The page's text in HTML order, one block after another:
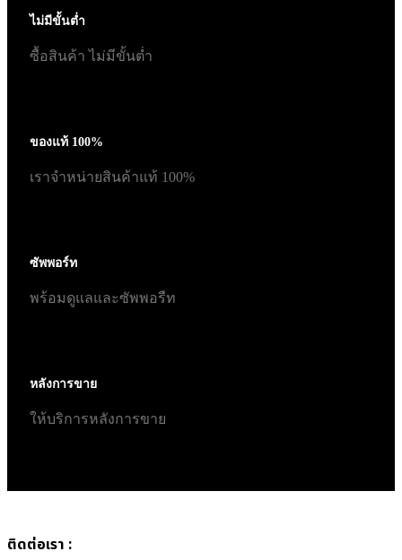
ไม่มีขั้นต่ำ
ซื้อสินค้า ไม่มีขั้นต่ำ
ของแท้ 100%
เราจำหน่ายสินค้าแท้ 100%
ซัพพอร์ท
พร้อมดูแลและซัพพอรืท
หลังการขาย
ให้บริการหลังการขาย
ติดต่อเรา :